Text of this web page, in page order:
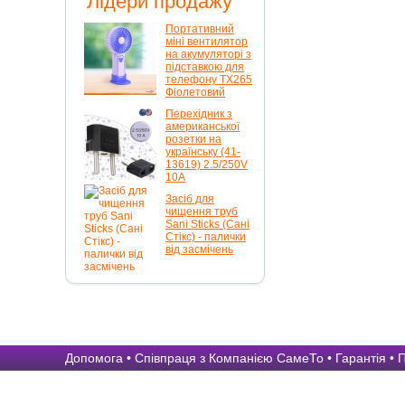
Портативний
міні вентилятор
на акумуляторі з
підставкою для
телефону TX265
Фіолетовий
Перехідник з
американської
розетки на
українську (41-
13619) 2.5/250V
10A
Засіб для
чищення труб
Sani Sticks (Сані
Стікс) - палички
від засмічень
Допомога • Співпраця з Компанією СамеТо • Гарантія •